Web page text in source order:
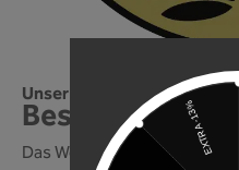
Unser Rahmenschutz
Best of 2024!
Das World of Mountainbike